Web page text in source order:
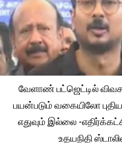
வேளாண் பட்ஜெட்டில்
பயன்படும் வகையிலோ புதிய
எதுவும் இல்லை -
உதயநிதி